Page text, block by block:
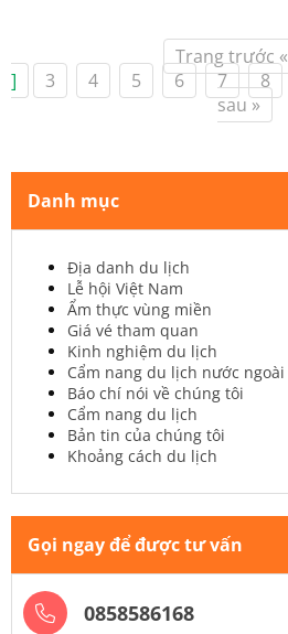
Trang trước «
]
3 4 5 6 7 8
sau »
Danh mục
Địa danh du lịch
Lễ hội Việt Nam
Ẩm thực vùng miền
Giá vé tham quan
Kinh nghiệm du lịch
Cẩm nang du lịch nước ngoài
Báo chí nói về chúng tôi
Cẩm nang du lịch
Bản tin của chúng tôi
Khoảng cách du lịch
Gọi ngay để được tư vấn
0858586168